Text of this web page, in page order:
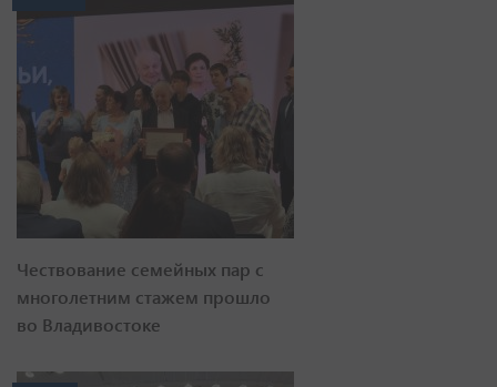
Чествование семейных пар с
многолетним стажем прошло
во Владивостоке